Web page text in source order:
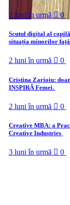
2 luni în urmă 0
Scutul digital al
situația minorilor
2 luni în urmă 0
Cristina Zarioiu:
INSPIRĂ Femei.
2 luni în urmă 0
Creative MBA: a
Creative Industries
3 luni în urmă 0